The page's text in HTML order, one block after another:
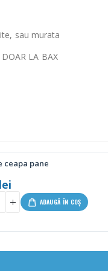
sau murata
LA BAX
Fasole Borlotti – 1kg
19.60
ADAUGĂ ÎN COȘ